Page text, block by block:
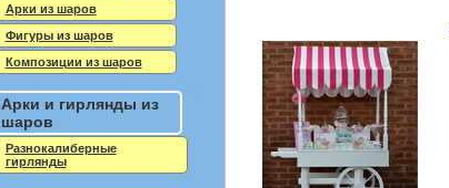
Арки из шаров
Фигуры из шаров
Композиции из шаров
Арки и гирлянды из
шаров
Разнокалиберные
гирлянды